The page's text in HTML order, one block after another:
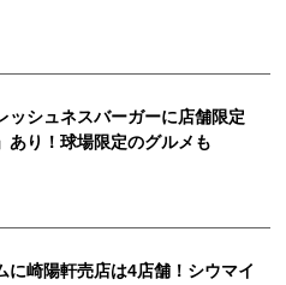
ッシュネスバーガーに店舗限定
あり！球場限定のグルメも
に崎陽軒売店は4店舗！シウマイ